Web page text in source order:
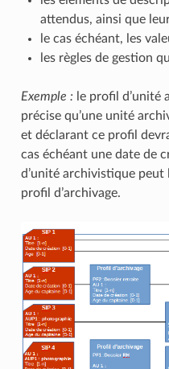
attendus, ainsi que
le cas échéant, les
les règles de gestion
Exemple : le profil d’unité
précise qu’une unité
et déclarant ce profil
cas échéant une date de
d’unité archivistique peut
profil d’archivage.